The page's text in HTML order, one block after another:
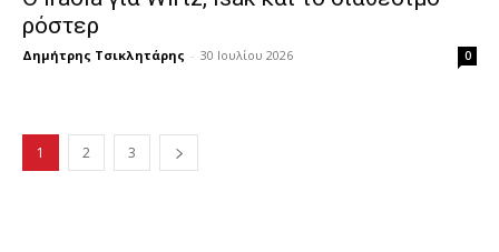
ρόστερ
Δημήτρης Τσικλητάρης - 30 Ιουλίου 2026 0
1 2 3